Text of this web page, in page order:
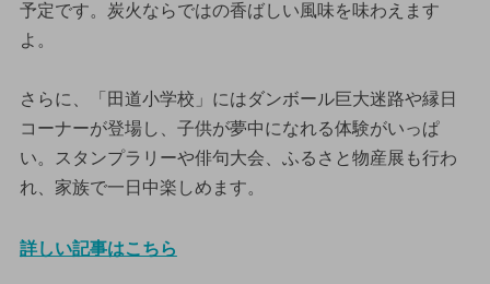
予定です。炭火ならではの香ばしい風味を味わえます
よ。
さらに、「田道小学校」にはダンボール巨大迷路や縁日
コーナーが登場し、子供が夢中になれる体験がいっぱ
い。スタンプラリーや俳句大会、ふるさと物産展も行わ
れ、家族で一日中楽しめます。
詳しい記事はこちら